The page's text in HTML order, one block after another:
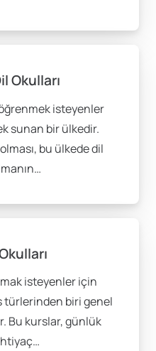
Okulları
isteyenler
sunan bir ülkedir.
bu ülkede dil
isteyenler için
türlerinden biri genel
Bu kurslar, günlük